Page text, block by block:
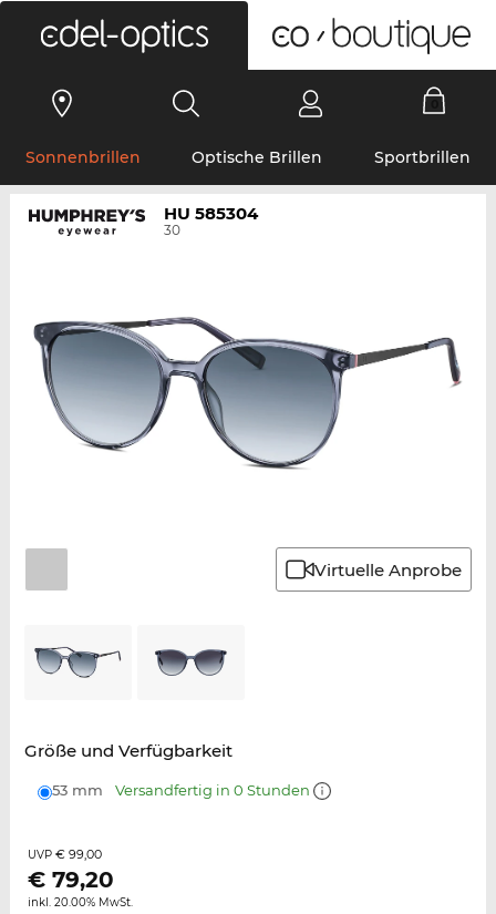
Sonnenbrillen Optische Brillen Sportbrillen
HU 585304
30
Virtuelle Anprobe
Größe und Verfügbarkeit
53 mm Versandfertig in 0 Stunden
UVP € 99,00
€ 79,20
inkl. 20.00% MwSt.